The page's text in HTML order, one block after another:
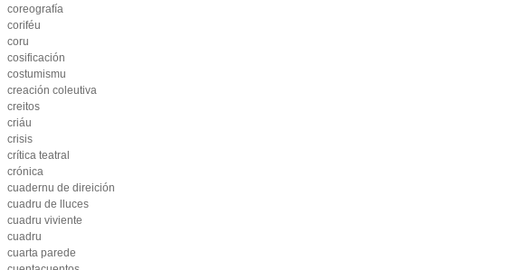
coreografía
coriféu
coru
cosificación
costumismu
creación coleutiva
creitos
criáu
crisis
crítica teatral
crónica
cuadernu de direición
cuadru de lluces
cuadru viviente
cuadru
cuarta parede